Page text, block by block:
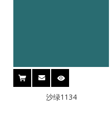
沙绿1134